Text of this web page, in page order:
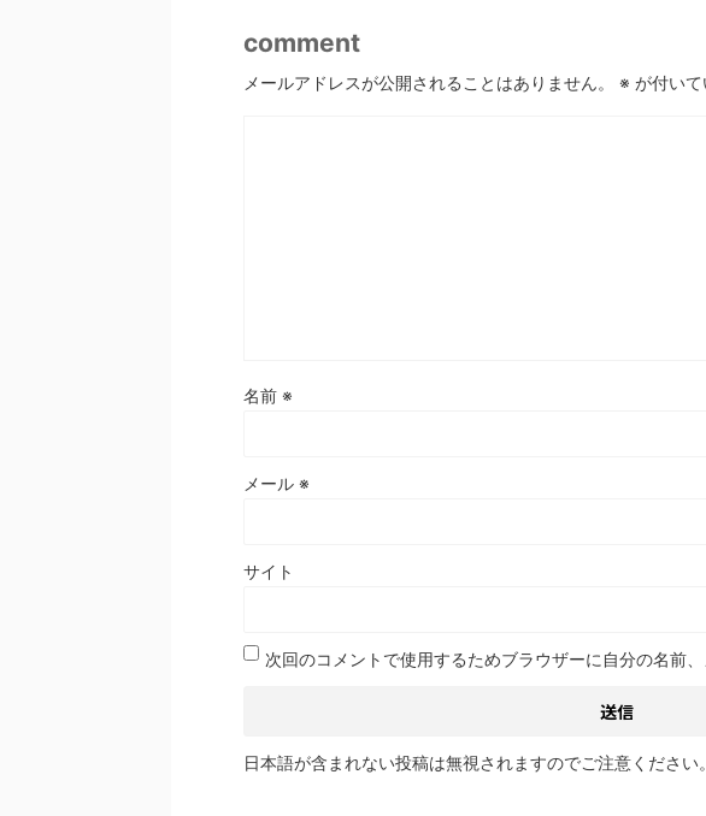
comment
メールアドレスが公開されることはありません。 ※ が付い
名前 ※
メール ※
サイト
次回のコメントで使用するためブラウザーに自分の名前
日本語が含まれない投稿は無視されますのでご注意ください